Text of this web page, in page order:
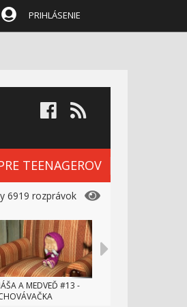
PRIHLÁSENIE
TEENAGEROV
6919 rozprávok
A MEDVEĎ #13 -